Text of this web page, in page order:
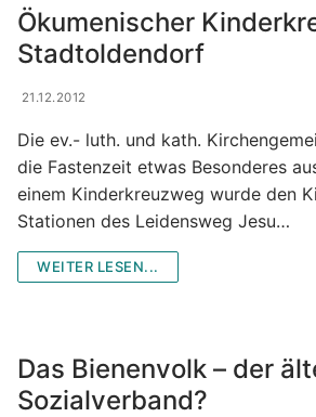
Ökumenischer
Stadtoldendorf
21.12.2012
Die ev.- luth. und kath.
die Fastenzeit etwas Besonderes
einem Kinderkreuzweg wurde den
Stationen des Leidensweg Jesu…
WEITER LESEN...
Das Bienenvolk – der
Sozialverband?